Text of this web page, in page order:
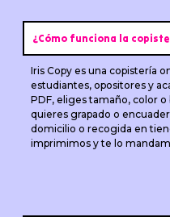
¿Cómo funciona la
Iris Copy es una copistería
estudiantes, opositores y
PDF, eliges tamaño, color o
quieres grapado o
domicilio o recogida en
imprimimos y te lo